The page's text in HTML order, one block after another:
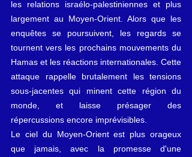
les relations israélo-palestiniennes et plus
largement au Moyen-Orient. Alors que les
enquêtes se poursuivent, les regards se
tournent vers les prochains mouvements du
Hamas et les réactions internationales. Cette
attaque rappelle brutalement les tensions
sous-jacentes qui minent cette région du
monde, et laisse présager des
répercussions encore imprévisibles.
Le ciel du Moyen-Orient est plus orageux
que jamais, avec la promesse d'une